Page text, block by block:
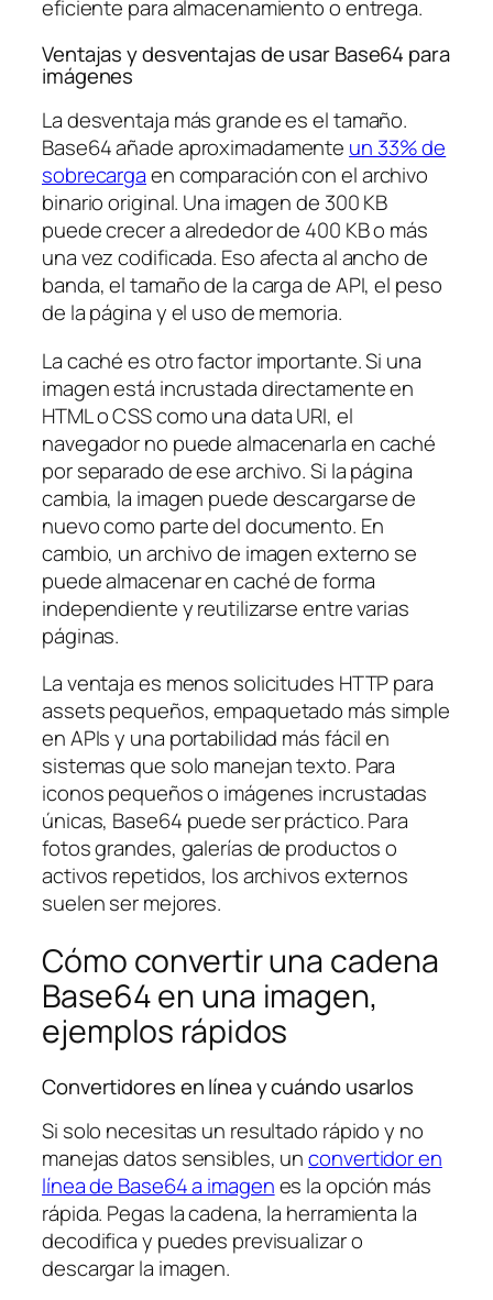
eficiente para almacenamiento o entrega.
Ventajas y desventajas de usar Base64 para
imágenes
La desventaja más grande es el tamaño.
Base64 añade aproximadamente un 33% de
sobrecargaen comparación con el archivo
binario original. Una imagen de 300 KB
puede crecer a alrededor de 400 KB o más
una vez codificada. Eso afecta al ancho de
banda, el tamaño de la carga de API, el peso
de la página y el uso de memoria.
La caché es otro factor importante. Si una
imagen está incrustada directamente en
HTML o CSS como una data URI, el
navegador no puede almacenarla en caché
por separado de ese archivo. Si la página
cambia, la imagen puede descargarse de
nuevo como parte del documento. En
cambio, un archivo de imagen externo se
puede almacenar en caché de forma
independiente y reutilizarse entre varias
páginas.
La ventaja es menos solicitudes HTTP para
assets pequeños, empaquetado más simple
en APIs y una portabilidad más fácil en
sistemas que solo manejan texto. Para
iconos pequeños o imágenes incrustadas
únicas, Base64 puede ser práctico. Para
fotos grandes, galerías de productos o
activos repetidos, los archivos externos
suelen ser mejores.
Cómo convertir una cadena
Base64 en una imagen,
ejemplos rápidos
Convertidores en línea y cuándo usarlos
Si solo necesitas un resultado rápido y no
manejas datos sensibles, unconvertidor en
línea de Base64 a imagenes la opción más
rápida. Pegas la cadena, la herramienta la
decodifica y puedes previsualizar o
descargar la imagen.